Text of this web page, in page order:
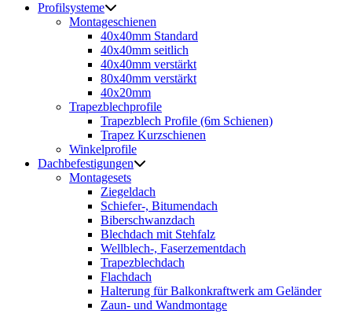
Profilsysteme
Montageschienen
40x40mm Standard
40x40mm seitlich
40x40mm verstärkt
80x40mm verstärkt
40x20mm
Trapezblechprofile
Trapezblech Profile (6m Schienen)
Trapez Kurzschienen
Winkelprofile
Dachbefestigungen
Montagesets
Ziegeldach
Schiefer-, Bitumendach
Biberschwanzdach
Blechdach mit Stehfalz
Wellblech-, Faserzementdach
Trapezblechdach
Flachdach
Halterung für Balkonkraftwerk am Geländer
Zaun- und Wandmontage